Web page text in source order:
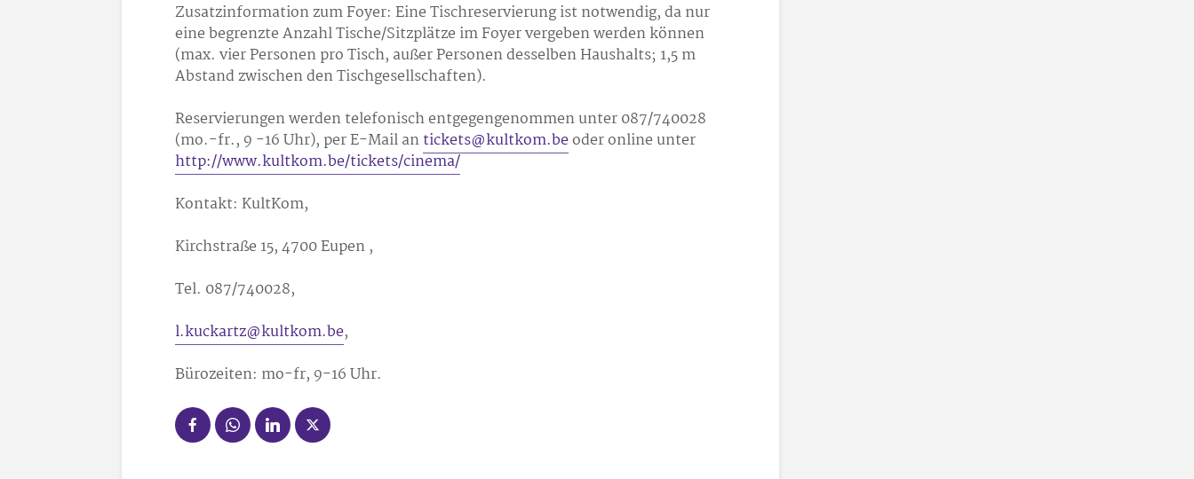
Zusatzinformation zum Foyer: Eine Tischreservierung ist notwendig, da nur
eine begrenzte Anzahl Tische/Sitzplätze im Foyer vergeben werden können
(max. vier Personen pro Tisch, außer Personen desselben Haushalts; 1,5 m
Abstand zwischen den Tischgesellschaften).
Reservierungen werden telefonisch entgegengenommen unter 087/740028
(mo.-fr., 9 -16 Uhr), per E-Mail antickets@kultkom.beoder online unter
http://www.kultkom.be/tickets/cinema/
Kontakt: KultKom,
Kirchstraße 15, 4700 Eupen ,
Tel. 087/740028,
l.kuckartz@kultkom.be,
Bürozeiten: mo-fr, 9-16 Uhr.